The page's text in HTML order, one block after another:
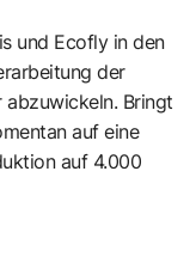
und Ecofly in den
der
Bringt
auf eine
auf 4.000